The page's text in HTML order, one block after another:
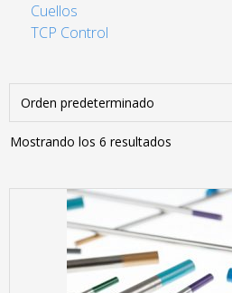
Cuellos
TCP Control
Mostrando los 6 resultados